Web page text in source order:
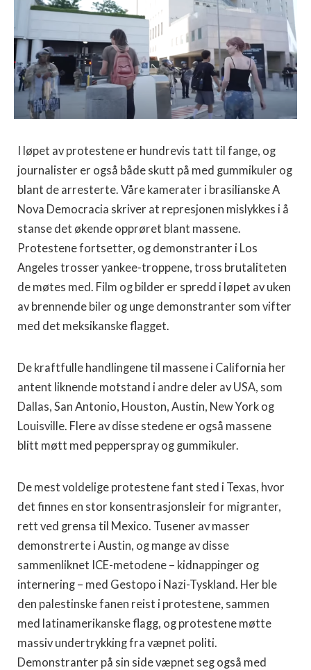
I løpet av protestene er hundrevis tatt til fange, og
journalister er også både skutt på med gummikuler og
blant de arresterte. Våre kamerater i brasilianske A
Nova Democracia skriver at represjonen mislykkes i å
stanse det økende opprøret blant massene.
Protestene fortsetter, og demonstranter i Los
Angeles trosser yankee-troppene, tross brutaliteten
de møtes med. Film og bilder er spredd i løpet av uken
av brennende biler og unge demonstranter som vifter
med det meksikanske flagget.
De kraftfulle handlingene til massene i California her
antent liknende motstand i andre deler av USA, som
Dallas, San Antonio, Houston, Austin, New York og
Louisville. Flere av disse stedene er også massene
blitt møtt med pepperspray og gummikuler.
De mest voldelige protestene fant sted i Texas, hvor
det finnes en stor konsentrasjonsleir for migranter,
rett ved grensa til Mexico. Tusener av masser
demonstrerte i Austin, og mange av disse
sammenliknet ICE-metodene – kidnappinger og
internering – med Gestopo i Nazi-Tyskland. Her ble
den palestinske fanen reist i protestene, sammen
med latinamerikanske flagg, og protestene møtte
massiv undertrykking fra væpnet politi.
Demonstranter på sin side væpnet seg også med